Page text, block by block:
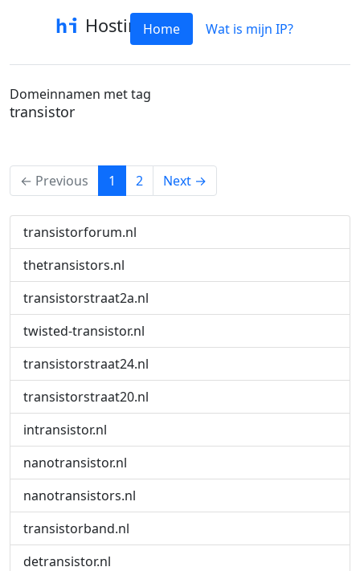
HostinfoHome Wat is mijn IP?
Domeinnamen met tag
transistor
← Previous 1 (current)
2 Next →
transistorforum.nl
thetransistors.nl
transistorstraat2a.nl
twisted-transistor.nl
transistorstraat24.nl
transistorstraat20.nl
intransistor.nl
nanotransistor.nl
nanotransistors.nl
transistorband.nl
detransistor.nl